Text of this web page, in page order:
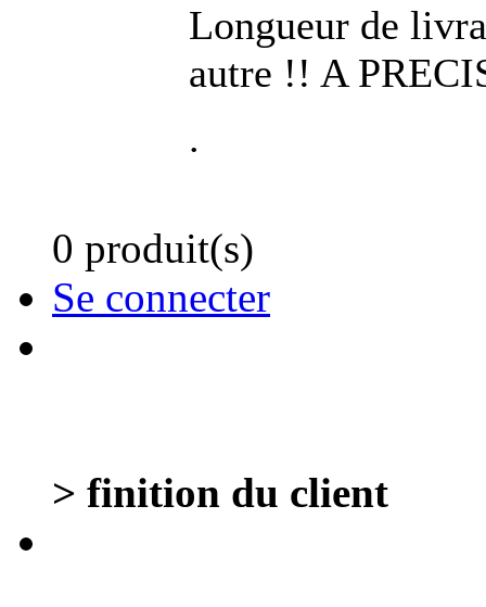
Longueur de
autre !! A
.
0 produit(s)
Se connecter
> finition du client